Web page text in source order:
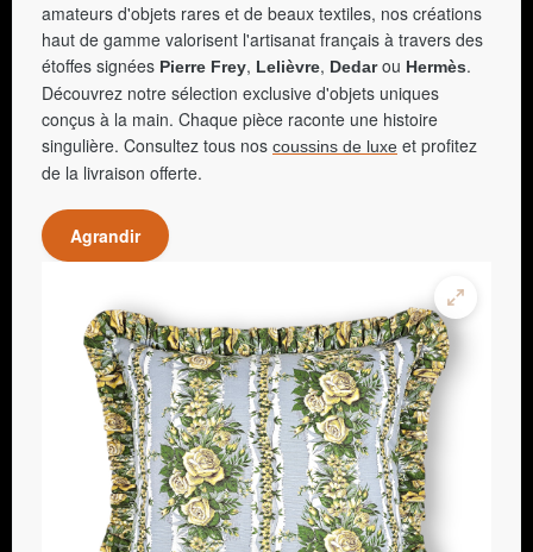
amateurs d'objets rares et de beaux textiles, nos créations
haut de gamme valorisent l'artisanat français à travers des
étoffes signées Pierre Frey, Lelièvre, Dedarou Hermès.
Découvrez notre sélection exclusive d'objets uniques
conçus à la main. Chaque pièce raconte une histoire
singulière. Consultez tous nos coussins de luxe et profitez
de la livraison offerte.
Agrandir